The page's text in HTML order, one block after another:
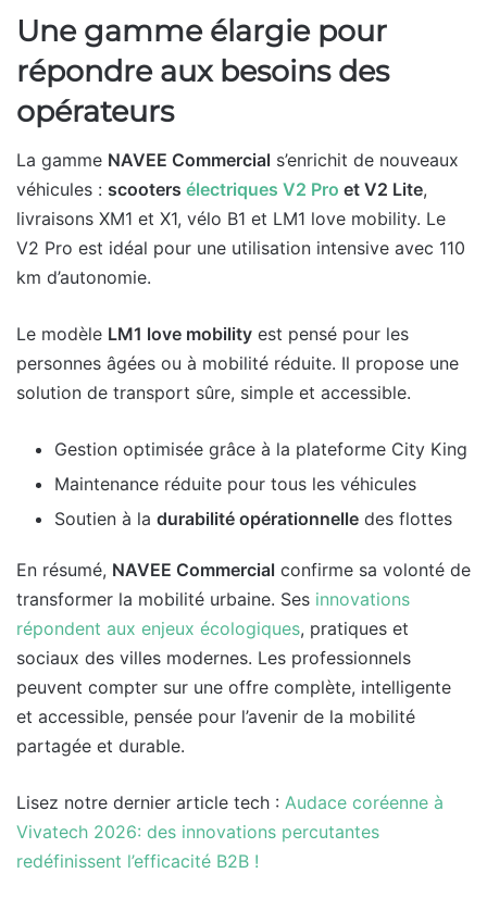
Une gamme élargie pour
répondre aux besoins des
opérateurs
La gamme NAVEE Commercial s’enrichit de nouveaux
véhicules : scooters électriques V2 Pro et V2 Lite,
livraisons XM1 et X1, vélo B1 et LM1 love mobility. Le
V2 Pro est idéal pour une utilisation intensive avec 110
km d’autonomie.
Le modèle LM1 love mobility est pensé pour les
personnes âgées ou à mobilité réduite. Il propose une
solution de transport sûre, simple et accessible.
Gestion optimisée grâce à la plateforme City King
Maintenance réduite pour tous les véhicules
Soutien à la durabilité opérationnelle des flottes
En résumé, NAVEE Commercial confirme sa volonté de
transformer la mobilité urbaine. Ses innovations
répondent aux enjeux écologiques, pratiques et
sociaux des villes modernes. Les professionnels
peuvent compter sur une offre complète, intelligente
et accessible, pensée pour l’avenir de la mobilité
partagée et durable.
Lisez notre dernier article tech : Audace coréenne à
Vivatech 2026: des innovations percutantes
redéfinissent l’efficacité B2B !